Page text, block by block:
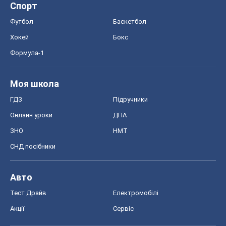
Спорт
Футбол Баскетбол
Хокей Бокс
Формула-1
Моя школа
ГДЗ Підручники
Онлайн уроки ДПА
ЗНО НМТ
СНД посібники
Авто
Тест Драйв Електромобілі
Акції Сервіс